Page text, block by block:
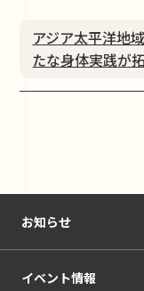
アジア太平洋地
たな⾝体実践が
お知らせ
イベント情報